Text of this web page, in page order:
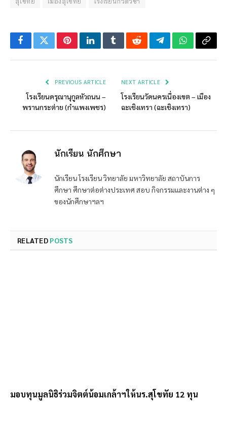
FacebookTwitterPinterestLinkedInTumblrRedditTelegramWhatsApp
Copy
PREVIOUS ARTICLE
โรงเรียนดรุณานุกูลหัวถนน –
พรานกระต่าย (กำแพงเพชร)
NEXT ARTICLE
โรงเรียนวัดนครเนื่องเขต – เมือง
ฉะเชิงเทรา (ฉะเชิงเทรา)
นักเรียน นักศึกษา
นักเรียน โรงเรียน วิทยาลัย มหาวิทยาลัย สถาบันการ
ศึกษา ศึกษาต่อต่างประเทศ สอบ กิจกรรมและงานต่าง ๆ
ของนักศึกษาฯลฯ
RELATED POSTS
มอบทุนมูลนิธิร่วมจิตต์น้อมเกล้าฯให้นร.สุโขทัย 12 ทุน